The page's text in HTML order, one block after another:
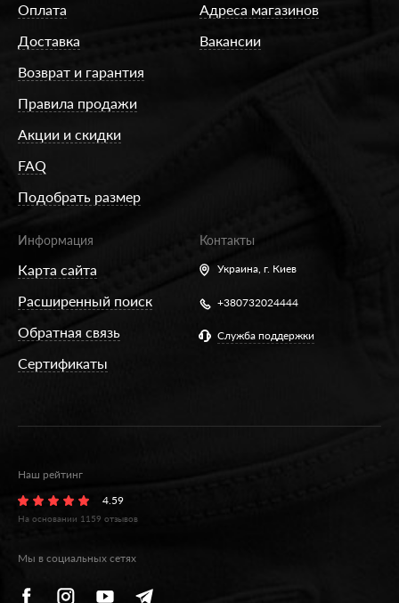
Оплата
Доставка
Возврат и гарантия
Правила продажи
Акции и скидки
FAQ
Подобрать размер
Адреса магазинов
Вакансии
Информация
Карта сайта
Расширенный поиск
Обратная связь
Сертификаты
Контакты
Украина, г. Киев
+380732024444
Служба поддержки
Наш рейтинг
4.59
На основании 1159 отзывов
Мы в социальных сетях